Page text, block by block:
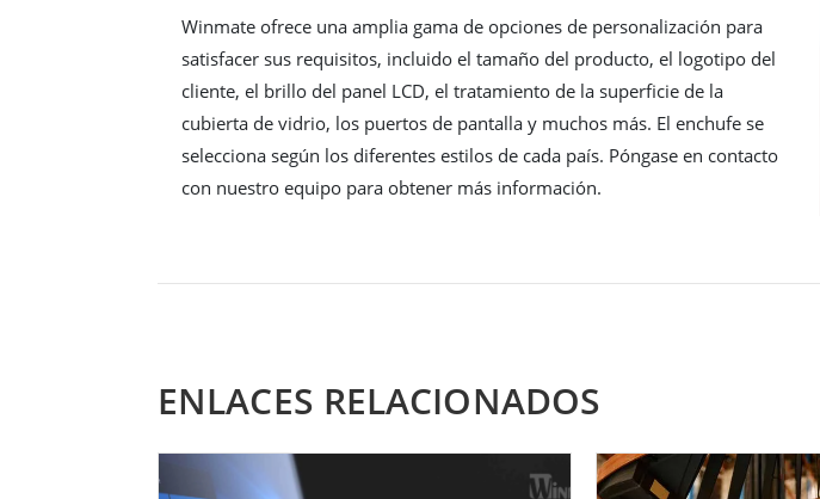
Winmate ofrece una amplia gama de opciones de personalización para
satisfacer sus requisitos, incluido el tamaño del producto, el logotipo del
cliente, el brillo del panel LCD, el tratamiento de la superficie de la
cubierta de vidrio, los puertos de pantalla y muchos más. El enchufe se
selecciona según los diferentes estilos de cada país. Póngase en contacto
con nuestro equipo para obtener más información.
ENLACES RELACIONADOS